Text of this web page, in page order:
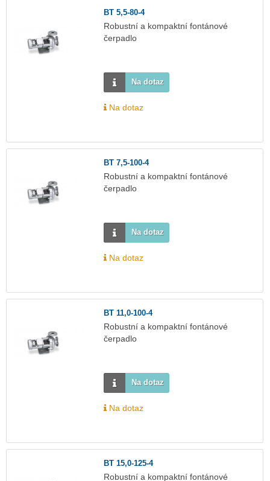
BT 5,5-80-4
Robustní a kompaktní fontánové
čerpadlo
Na dotaz
Na dotaz
BT 7,5-100-4
Robustní a kompaktní fontánové
čerpadlo
Na dotaz
Na dotaz
BT 11,0-100-4
Robustní a kompaktní fontánové
čerpadlo
Na dotaz
Na dotaz
BT 15,0-125-4
Robustní a kompaktní fontánové